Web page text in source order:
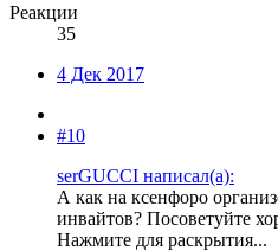
Реакции
35
4 Дек 2017
#10
serGUCCI написал(а):
А как на ксенфоро
инвайтов? Посоветуйте
Нажмите для раскрытия...